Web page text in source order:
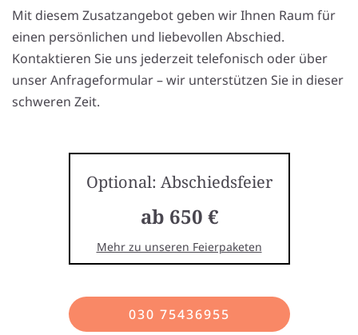
Mit diesem Zusatzangebot geben wir Ihnen Raum für
einen persönlichen und liebevollen Abschied.
Kontaktieren Sie uns jederzeit telefonisch oder über
unser Anfrageformular – wir unterstützen Sie in dieser
schweren Zeit.
Optional: Abschiedsfeier
ab 650 €
Mehr zu unseren Feierpaketen
030 75436955